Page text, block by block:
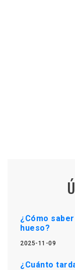
¿Cómo
hueso?
2025-11-09
¿Cuánto